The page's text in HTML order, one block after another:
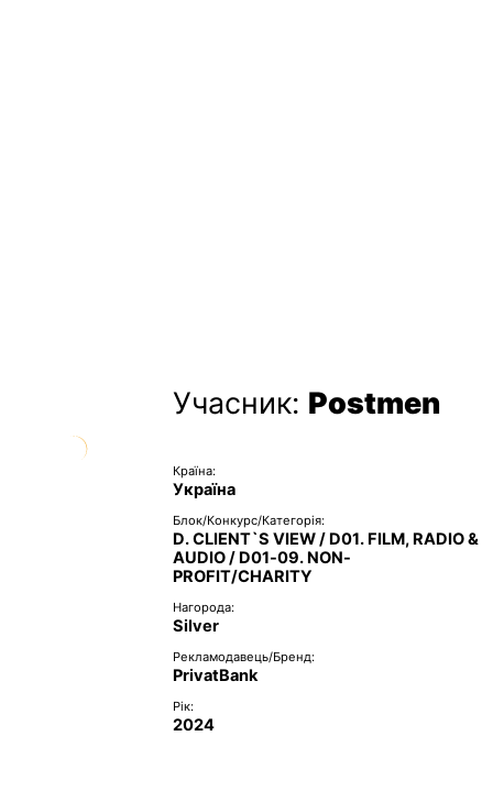
Учасник: Postmen
Країна:
Україна
Блок/Конкурс/Категорія:
D. CLIENT`S VIEW / D01. FILM, RADIO &
AUDIO / D01-09. NON-
PROFIT/CHARITY
Нагорода:
Silver
Рекламодавець/Бренд:
PrivatBank
Рік:
2024